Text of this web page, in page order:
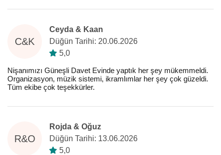
C&K
Ceyda & Kaan
Düğün Tarihi: 20.06.2026
5,0
Nişanımızı Güneşli Davet Evinde yaptık her şey mükemmeldi.
Organizasyon, müzik sistemi, ikramlımlar her şey çok güzeldi.
Tüm ekibe çok teşekkürler.
R&O
Rojda & Oğuz
Düğün Tarihi: 13.06.2026
5,0